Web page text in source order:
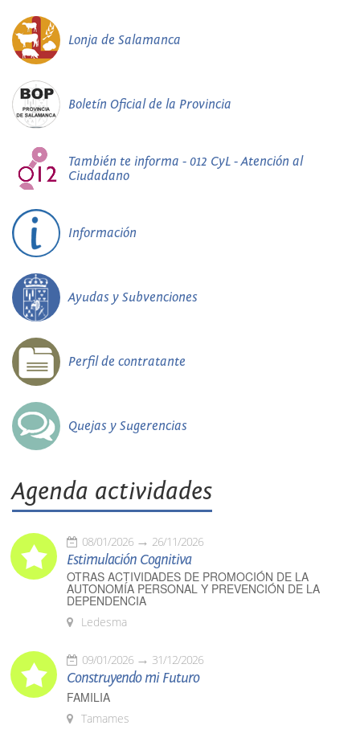
Lonja de Salamanca
Boletín Oficial de la Provincia
También te informa - 012 CyL - Atención al
Ciudadano
Información
Ayudas y Subvenciones
Perfil de contratante
Quejas y Sugerencias
Agenda actividades
08/01/2026 26/11/2026
Estimulación Cognitiva
OTRAS ACTIVIDADES DE PROMOCIÓN DE LA
AUTONOMÍA PERSONAL Y PREVENCIÓN DE LA
DEPENDENCIA
Ledesma
09/01/2026 31/12/2026
Construyendo mi Futuro
FAMILIA
Tamames